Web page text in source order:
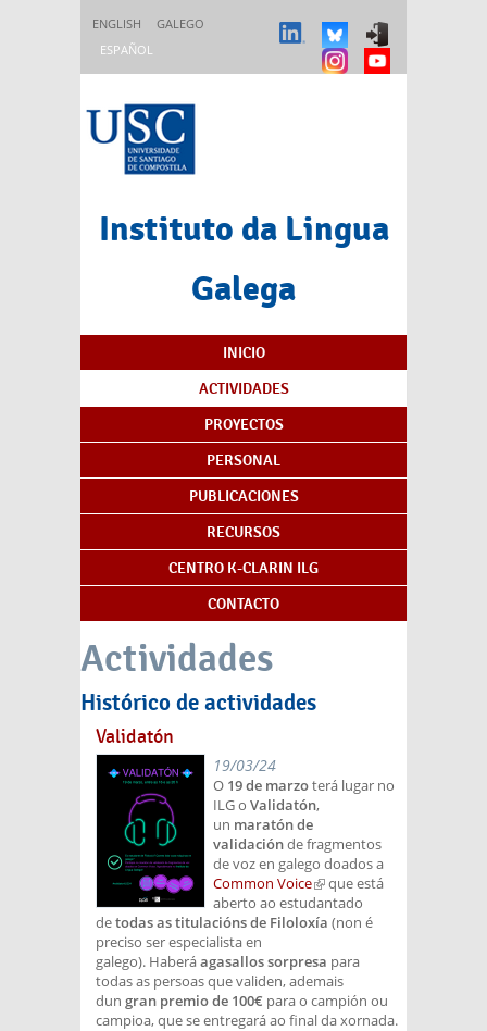
ENGLISH
GALEGO
ESPAÑOL
Instituto da Lingua
Galega
Índice de contenidos
INICIO
ACTIVIDADES
PROYECTOS
PERSONAL
PUBLICACIONES
RECURSOS
CENTRO K-CLARIN ILG
CONTACTO
Actividades
Histórico de actividades
Validatón
19/03/24
O 19 de marzoterá lugar no
ILG o Validatón,
un maratón de
validaciónde fragmentos
de voz en galego doados a
Common Voice(link is
external)
que está
aberto ao estudantado
detodas as titulacións de Filoloxía (non é
preciso ser especialista en
galego). Haberáagasallos sorpresa para
todas as persoas que validen, ademais
dun gran premio de 100€ para o campión ou
campioa, que se entregará ao final da xornada.